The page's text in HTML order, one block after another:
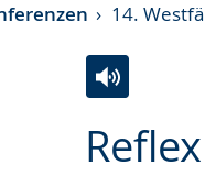
14.
Leichten
Audio-
Video